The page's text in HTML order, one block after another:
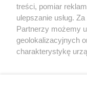
treści, pomiar
ulepszanie usług.
Partnerzy możemy
geolokalizacyjnych
charakterystykę